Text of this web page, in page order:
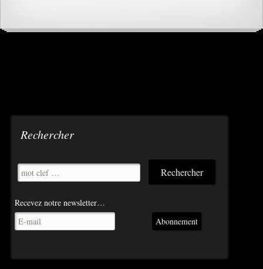
Rechercher
Recevez notre newsletter…
Abonnement